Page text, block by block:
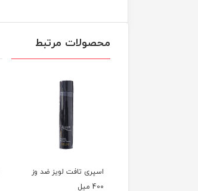
محصولات مرتبط
تافت ریکو شماره 4